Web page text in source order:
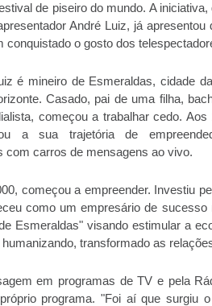
de piseiro do mundo. A iniciativa,
André Luiz, já apresentou
conquistado o gosto dos
é mineiro de Esmeraldas, cidade
Casado, pai de uma filha,
começou a trabalhar cedo. Aos
a sua trajetória de
com carros de mensagens ao vivo.
começou a empreender. Investiu
como um empresário de
Esmeraldas" visando estimular a
transformado as
em programas de TV e pela
programa. "Foi aí que surgiu